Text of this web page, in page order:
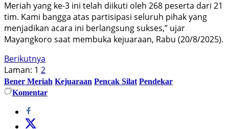
Meriah yang ke-3 ini telah diikuti oleh 268 peserta dari 21
tim. Kami bangga atas partisipasi seluruh pihak yang
menjadikan acara ini berlangsung sukses,” ujar
Mayangkoro saat membuka kejuaraan, Rabu (20/8/2025).
Berikutnya
Laman: 1 2
Bener Meriah Kejuaraan Pencak Silat Pendekar
Komentar